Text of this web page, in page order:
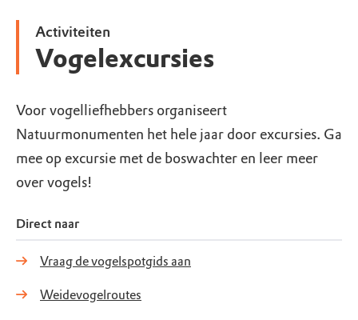
Activiteiten
Vogelexcursies
Voor vogelliefhebbers organiseert
Natuurmonumenten het hele jaar door excursies. Ga
mee op excursie met de boswachter en leer meer
over vogels!
Direct naar
Vraag de vogelspotgids aan
Weidevogelroutes